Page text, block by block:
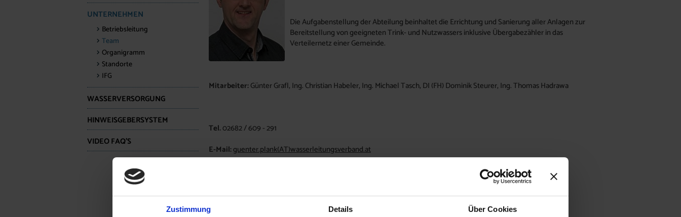
Zustimmung Details Über Cookies
Die Aufgabenstellung der Abteilung beinhaltet die Errichtung und Sanierung aller Anlagen zur
Bereitstellung von geeigneten Trink- und Nutzwassers inklusive Übergabezähler in das
Verteilernetz einer Gemeinde.
Mitarbeiter:Günter Grafl, Ing. Christian Habeler, Ing. Michael Tasch, DI (FH) Dominik Steurer, Ing. Thomas Hadrawa
Tel.02682 / 609 - 291
E-Mail:guenter.plank(AT)wasserleitungsverband.at
UNTERNEHMEN
Betriebsleitung
Team
Organigramm
Standorte
IFG
WASSERVERSORGUNG
HINWEISGEBERSYSTEM
VIDEO FAQ’S